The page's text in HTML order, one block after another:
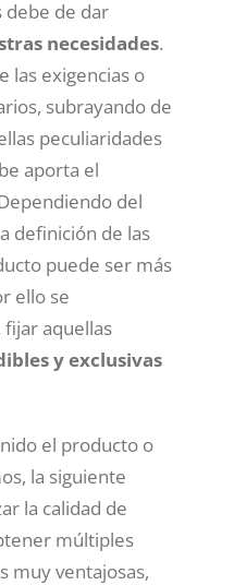
debe de dar
necesidades.
las exigencias o
subrayando de
peculiaridades
aporta el
del
definición de las
puede ser más
ello se
aquellas
y exclusivas
el producto o
la siguiente
la calidad de
múltiples
muy ventajosas,